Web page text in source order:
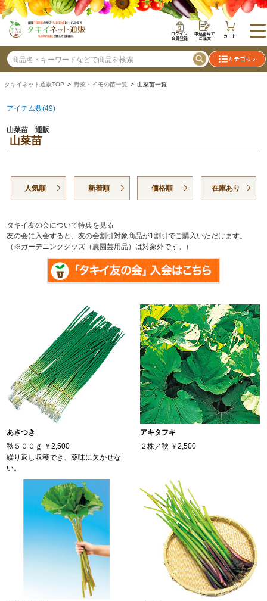
ログイン
会員登録
申込番号で
ご注文 カート
カテゴリ
タキイネット通販TOP > 野菜・イモの苗一覧 > 山菜苗一覧
アイテム数(49)
山菜苗 通販
山菜苗
人気順 新着順 価格順 在庫あり
タキイ友の会について特典を見る
友の会に入会すると、友の会割引対象商品が1割引でご購入いただけます。
（※ガーデニンググッズ（農園芸用品）は対象外です。）
あさつき
秋５００ｇ
￥2,500
繰り返し収穫でき、薬味に欠かせな
い。
アキタフキ
２株／秋 ￥2,500